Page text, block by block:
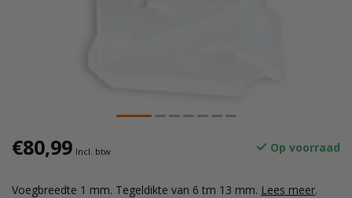
€80,99 Incl. btw Op voorraad
Voegbreedte 1 mm. Tegeldikte van 6 tm 13 mm. Lees meer.